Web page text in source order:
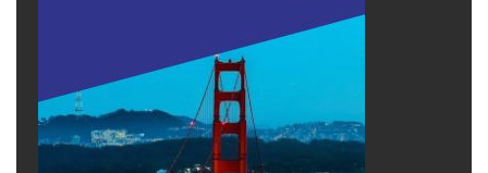
nhiệm kỳ của ông ta vào năm 2019, chúng ta
đã chứng kiến sự gia tăng đàn áp các nhà
hoạt động, bất đồng chính kiến và xã hộ
sự bắt đầu từ năm 2016 như một phản ứng đối
với phong trào biểu tình Formosa.